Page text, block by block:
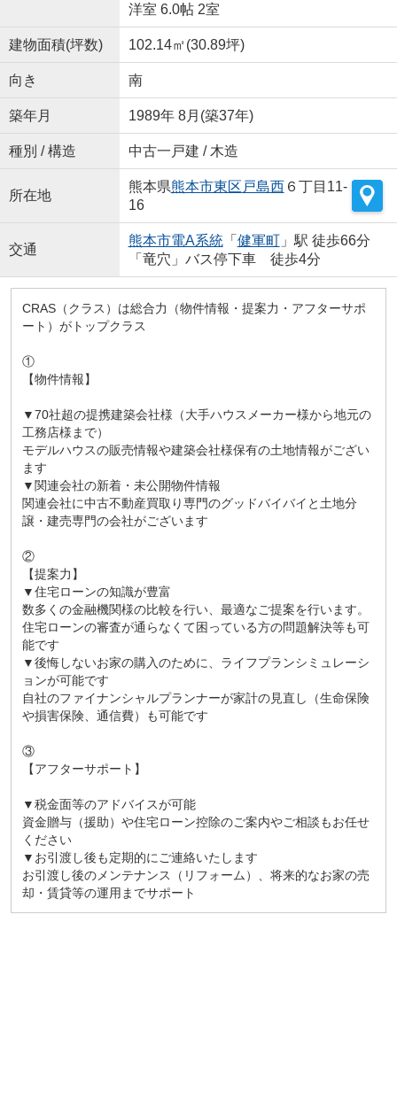
洋室 6.0帖 2室
建物面積(坪数) 102.14㎡(30.89坪)
向き 南
築年月 1989年 8月(築37年)
種別 / 構造 中古一戸建 / 木造
所在地
熊本県熊本市東区 戸島西６丁目11-
16
交通
熊本市電A系統「 健軍町」駅 徒歩66分
「竜穴」バス停下車 徒歩4分
CRAS（クラス）は総合力（物件情報・提案力・アフターサポ
ート）がトップクラス
①
【物件情報】
▼70社超の提携建築会社様（大手ハウスメーカー様から地元の
工務店様まで）
モデルハウスの販売情報や建築会社様保有の土地情報がござい
ます
▼関連会社の新着・未公開物件情報
関連会社に中古不動産買取り専門のグッドバイバイと土地分
譲・建売専門の会社がございます
②
【提案力】
▼住宅ローンの知識が豊富
数多くの金融機関様の比較を行い、最適なご提案を行います。
住宅ローンの審査が通らなくて困っている方の問題解決等も可
能です
▼後悔しないお家の購入のために、ライフプランシミュレーシ
ョンが可能です
自社のファイナンシャルプランナーが家計の見直し（生命保険
や損害保険、通信費）も可能です
③
【アフターサポート】
▼税金面等のアドバイスが可能
資金贈与（援助）や住宅ローン控除のご案内やご相談もお任せ
ください
▼お引渡し後も定期的にご連絡いたします
お引渡し後のメンテナンス（リフォーム）、将来的なお家の売
却・賃貸等の運用までサポート